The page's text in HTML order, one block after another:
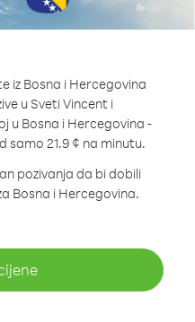
iz Bosna i Hercegovina
u Sveti Vincent i
u Bosna i Hercegovina -
samo 21.9 ¢ na minutu.
pozivanja da bi dobili
Bosna i Hercegovina.